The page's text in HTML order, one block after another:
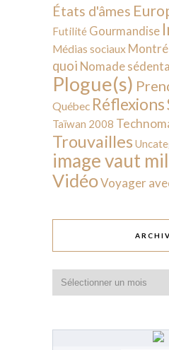
États d'âmes
Futilité Gourmandise
Médias sociaux
quoi Nomade
Plogue(s)
Québec Réflexions
Taïwan 2008
Trouvailles
image vaut
VidéoVoyager